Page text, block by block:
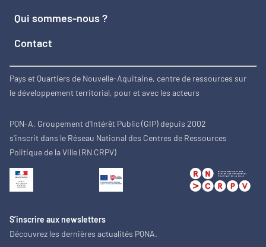
Qui sommes-nous ?
Contact
Pays et Quartiers de Nouvelle-Aquitaine, centre de ressources sur
le développement territorial, pour et avec les acteurs
PQN-A, Groupement d'Intérêt Public (GIP) depuis 2002
s'inscrit dans le Réseau National des Centres de Ressources
Politique de la Ville (RN CRPV)
S’inscrire aux newsletters
Découvrez les dernières actualités PQNA.